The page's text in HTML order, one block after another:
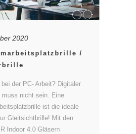
2020
/
bei der PC- Arbeit? Digitaler
muss nicht sein. Eine
ist die ideale
Gleitsichtbrille! Mit den
Indoor 4.0 Gläsern